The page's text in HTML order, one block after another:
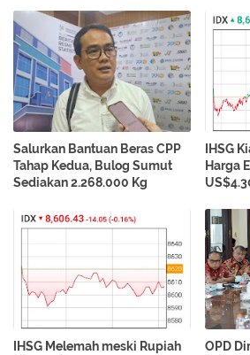
Salurkan Bantuan Beras CPP
Tahap Kedua, Bulog Sumut
Sediakan 2.268.000 Kg
IHSG
Harga
IHSG Melemah meski Rupiah
OPD